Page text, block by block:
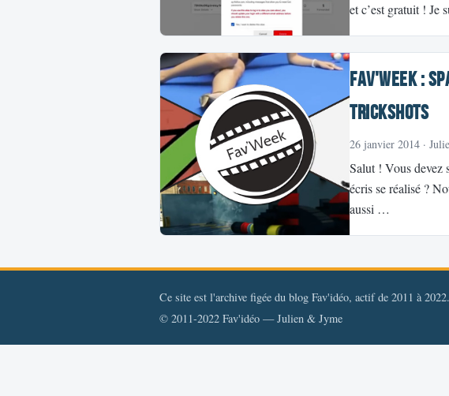
et c’est gratuit ! Je
Fav'Week :
Trickshots
26 janvier 2014 ·
Salut ! Vous devez
écris se réalisé ?
aussi …
Ce site est l'archive figée du blog Fav'idéo, actif de 2011 à 2022.
© 2011-2022 Fav'idéo — Julien & Jyme